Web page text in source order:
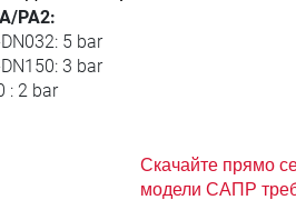
PA2:
5 bar
3 bar
: 2 bar
Скачайте прямо
модели САПР